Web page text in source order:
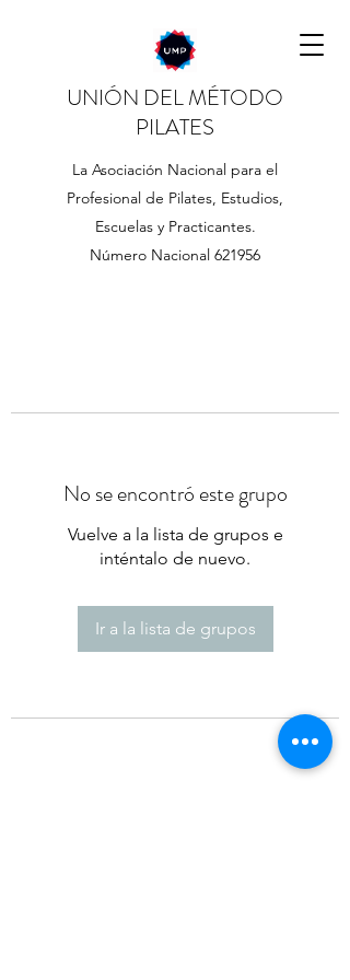
UNIÓN DEL MÉTODO
PILATES
La Asociación Nacional para el
Profesional de Pilates, Estudios,
Escuelas y Practicantes.
Número Nacional 621956
No se encontró este grupo
Vuelve a la lista de grupos e
inténtalo de nuevo.
Ir a la lista de grupos